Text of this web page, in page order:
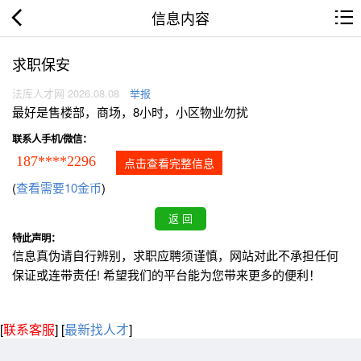
信息内容
求职保安
法库人才网 2026.08.08 举报
最好是售楼部，商场，8小时，小区物业勿扰
联系人手机/微信：
187****2296 点击查看完整信息
(查看需要10金币)
特此声明：
信息真伪请自行辨别，求职应聘须谨慎，网站对此不承担任何
保证或连带责任! 希望我们的平台能为您带来更多的便利！
[联系客服] [最新找人才]